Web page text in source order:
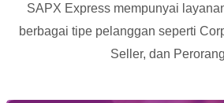
SAPX Express mempunyai
berbagai tipe pelanggan seperti
Seller, dan